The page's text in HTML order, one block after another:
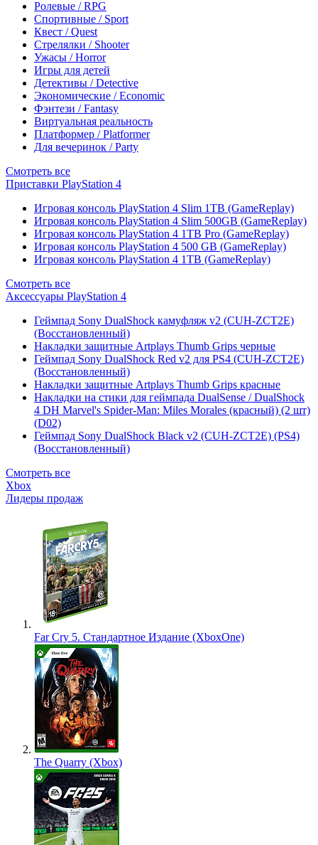
Ролевые / RPG
Спортивные / Sport
Квест / Quest
Стрелялки / Shooter
Ужасы / Horror
Игры для детей
Детективы / Detective
Экономические / Economic
Фэнтези / Fantasy
Виртуальная реальность
Платформер / Platformer
Для вечеринок / Party
Смотреть все
Приставки PlayStation 4
Игровая консоль PlayStation 4 Slim 1TB (GameReplay)
Игровая консоль PlayStation 4 Slim 500GB (GameReplay)
Игровая консоль PlayStation 4 1TB Pro (GameReplay)
Игровая консоль PlayStation 4 500 GB (GameReplay)
Игровая консоль PlayStation 4 1TB (GameReplay)
Смотреть все
Аксессуары PlayStation 4
Геймпад Sony DualShock камуфляж v2 (CUH-ZCT2E)
(Восстановленный)
Накладки защитные Artplays Thumb Grips черные
Геймпад Sony DualShock Red v2 для PS4 (CUH-ZCT2E)
(Восстановленный)
Накладки защитные Artplays Thumb Grips красные
Накладки на стики для геймпада DualSense / DualShock
4 DH Marvel's Spider-Man: Miles Morales (красный) (2 шт)
(D02)
Геймпад Sony DualShock Black v2 (CUH-ZCT2E) (PS4)
(Восстановленный)
Смотреть все
Xbox
Лидеры продаж
Far Cry 5. Стандартное Издание (XboxOne)
The Quarry (Xbox)